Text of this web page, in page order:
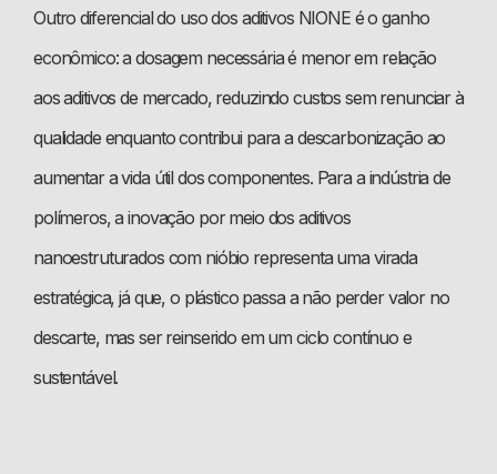
Outro diferencial do uso dos aditivos NIONE é o ganho
econômico: a dosagem necessária é menor em relação
aos aditivos de mercado, reduzindo custos sem renunciar à
qualidade enquanto contribui para a descarbonização ao
aumentar a vida útil dos componentes. Para a indústria de
polímeros, a inovação por meio dos aditivos
nanoestruturados com nióbio representa uma virada
estratégica, já que, o plástico passa a não perder valor no
descarte, mas ser reinserido em um ciclo contínuo e
sustentável.